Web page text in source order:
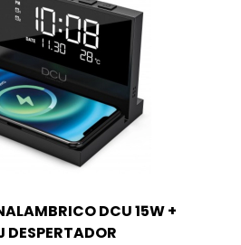
DCU 15W +
DESPERTADOR